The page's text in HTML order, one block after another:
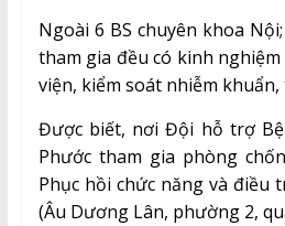
Ngoài 6 BS chuyên khoa
tham gia đều có kinh
viện, kiểm soát nhiễm
Được biết, nơi Đội hỗ trợ
Phước tham gia phòng
Phục hồi chức năng và điều
(Âu Dương Lân, phường 2,